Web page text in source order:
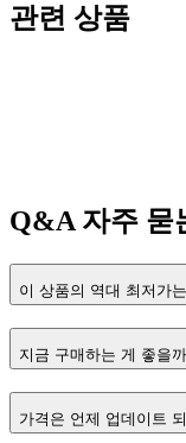
관련 상품
Q&A자주 묻
이 상품의 역대 최저가
지금 구매하는 게 좋을
가격은 언제 업데이트